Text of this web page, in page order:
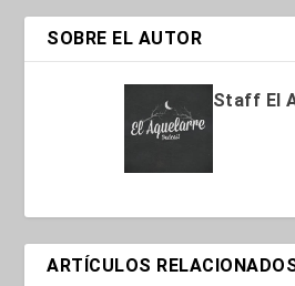
SOBRE EL AUTOR
Staff El
ARTÍCULOS